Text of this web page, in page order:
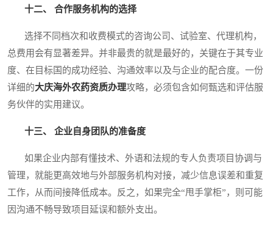
十二、 合作服务机构的选择
选择不同档次和收费模式的咨询公司、试验室、代理机构，
总费用会有显著差异。并非最贵的就是最好的，关键在于其专业
度、在目标国的成功经验、沟通效率以及与企业的配合度。一份
详细的大庆海外农药资质办理攻略，必须包含如何甄选和评估服
务伙伴的实用建议。
十三、 企业自身团队的准备度
如果企业内部有懂技术、外语和法规的专人负责项目协调与
管理，就能更高效地与外部服务机构对接，减少信息误差和重复
工作，从而间接降低成本。反之，如果完全“甩手掌柜”，则可能
因沟通不畅导致项目延误和额外支出。